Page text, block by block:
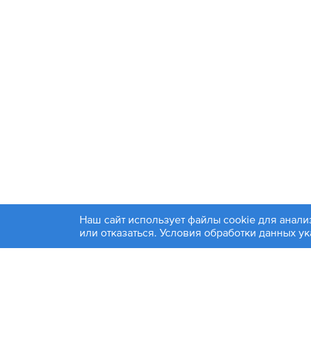
© 1994-2026. ЗАО «Контакт Плюс»
Политика конфиденциальности
+7
Наш сайт использует файлы cookie для
или отказаться. Условия обработки данных